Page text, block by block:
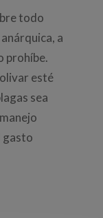
todo
a
prohíbe.
esté
sea
gasto